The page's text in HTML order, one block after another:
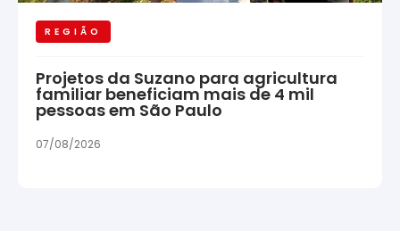
REGIÃO
Projetos da Suzano para agricultura
familiar beneficiam mais de 4 mil
pessoas em São Paulo
07/08/2026